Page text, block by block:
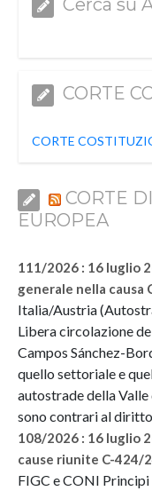
Cerca su
CORTE
CORTE
CORTE
EUROPEA
111/2026 : 16 luglio
generale nella causa
Italia/Austria
Libera circolazione
Campos Sánchez-
quello settoriale e
autostrade della Valle
sono contrari al
108/2026 : 16 luglio
cause riunite C-424/
FIGC e CONI